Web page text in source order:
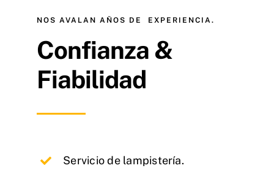
NOS AVALAN AÑOS DE EXPERIENCIA.
Confianza &
Fiabilidad
Servicio de lampistería.